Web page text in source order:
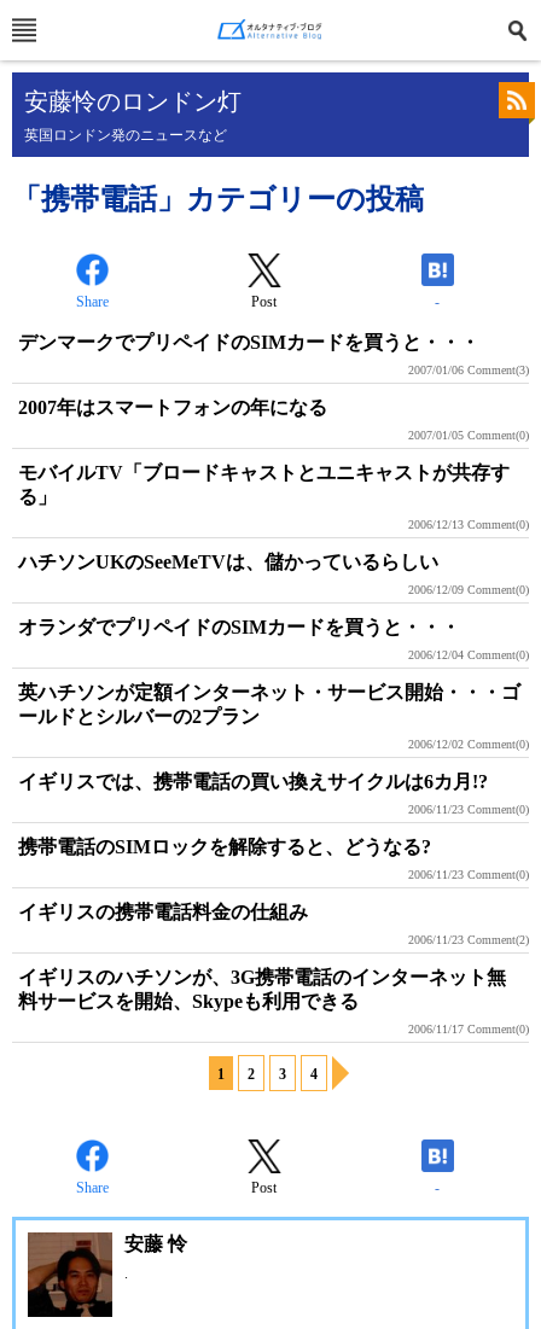
安藤怜のロンドン灯
英国ロンドン発のニュースなど
「携帯電話」カテゴリーの投稿
Share Post -
デンマークでプリペイドのSIMカードを買うと・・・
2007/01/06 Comment(3)
2007年はスマートフォンの年になる
2007/01/05 Comment(0)
モバイルTV「ブロードキャストとユニキャストが共存す
る」
2006/12/13 Comment(0)
ハチソンUKのSeeMeTVは、儲かっているらしい
2006/12/09 Comment(0)
オランダでプリペイドのSIMカードを買うと・・・
2006/12/04 Comment(0)
英ハチソンが定額インターネット・サービス開始・・・ゴ
ールドとシルバーの2プラン
2006/12/02 Comment(0)
イギリスでは、携帯電話の買い換えサイクルは6カ月!?
2006/11/23 Comment(0)
携帯電話のSIMロックを解除すると、どうなる?
2006/11/23 Comment(0)
イギリスの携帯電話料金の仕組み
2006/11/23 Comment(2)
イギリスのハチソンが、3G携帯電話のインターネット無
料サービスを開始、Skypeも利用できる
2006/11/17 Comment(0)
1 2 3 4
Share Post -
安藤 怜
.